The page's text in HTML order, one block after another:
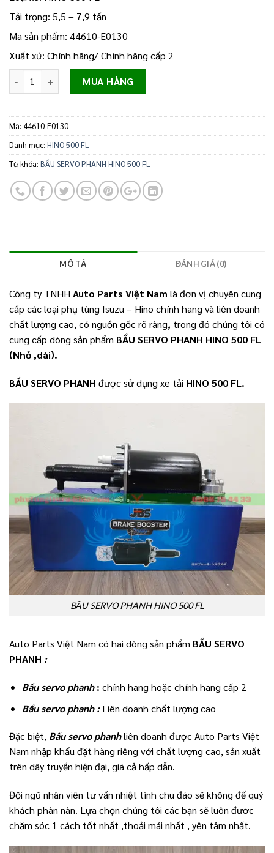
Tải trọng: 5,5 – 7,9 tấn
Mã sản phẩm: 44610-E0130
Xuất xứ: Chính hãng/ Chính hãng cấp 2
Số lượng MUA HÀNG
Mã: 44610-E0130
Danh mục: HINO 500 FL
Từ khóa: BẦU SERVO PHANH HINO 500 FL
MÔ TẢ ĐÁNH GIÁ (0)
Công ty TNHH Auto Parts Việt Nam là đơn vị chuyên cung
cấp các loại phụ tùng Isuzu – Hino chính hãng và liên doanh
chất lượng cao, có nguồn gốc rõ ràng, trong đó chúng tôi có
cung cấp dòng sản phẩm BẦU SERVO PHANH HINO 500 FL
(Nhỏ ,dài).
BẦU SERVO PHANH được sử dụng xe tải HINO 500 FL.
BẦU SERVO PHANH HINO 500 FL
Auto Parts Việt Nam có hai dòng sản phẩm BẦU SERVO
PHANH :
Bầu servo phanh: chính hãng hoặc chính hãng cấp 2
Bầu servo phanh:Liên doanh chất lượng cao
Đặc biệt, Bầu servo phanhliên doanh được Auto Parts Việt
Nam nhập khẩu đặt hàng riêng với chất lượng cao, sản xuất
trên dây truyền hiện đại, giá cả hấp dẫn.
Đội ngũ nhân viên tư vấn nhiệt tình chu đáo sẽ không để quý
khách phàn nàn. Lựa chọn chúng tôi các bạn sẽ luôn đươc
chăm sóc 1 cách tốt nhất ,thoải mái nhất , yên tâm nhất.